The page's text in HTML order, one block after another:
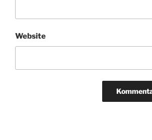
Website